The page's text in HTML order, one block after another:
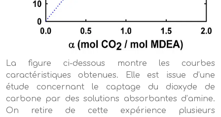
La figure ci-dessous montre les courbes
caractéristiques obtenues. Elle est issue d’une
étude concernant le captage du dioxyde de
carbone par des solutions absorbantes d’amine.
On retire de cette expérience plusieurs